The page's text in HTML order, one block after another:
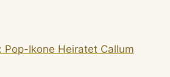
Pop-Ikone Heiratet Callum